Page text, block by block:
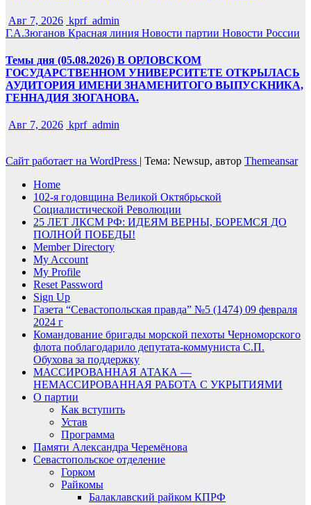
Авг 7, 2026 kprf_admin
Г.А.Зюганов Красная линия Новости партии Новости России
Темы дня (05.08.2026) В ОРЛОВСКОМ
ГОСУДАРСТВЕННОМ УНИВЕРСИТЕТЕ ОТКРЫЛАСЬ
АУДИТОРИЯ ИМЕНИ ЗНАМЕНИТОГО ВЫПУСКНИКА,
ГЕННАДИЯ ЗЮГАНОВА.
Авг 7, 2026 kprf_admin
Сайт работает на WordPress | Тема: Newsup, автор Themeansar
Home
102-я годовщина Великой Октябрьской
Социалистической Революции
25 ЛЕТ ЛКСМ РФ: ИДЕЯМ ВЕРНЫ, БОРЕМСЯ ДО
ПОЛНОЙ ПОБЕДЫ!
Member Directory
My Account
My Profile
Reset Password
Sign Up
Газета “Севастопольская правда” №5 (1474) 09 февраля
2024 г
Командование бригады морской пехоты Черноморского
флота поблагодарило депутата-коммуниста С.П.
Обухова за поддержку
МАССИРОВАННАЯ АТАКА —
НЕМАССИРОВАННАЯ РАБОТА С УКРЫТИЯМИ
О партии
Как вступить
Устав
Программа
Памяти Александра Черемёнова
Севастопольское отделение
Горком
Райкомы
Балаклавский райком КПРФ